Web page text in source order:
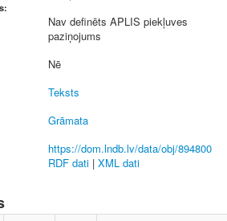
Nav definēts APLIS piekļuves
paziņojums
Nē
Teksts
Grāmata
https://dom.lndb.lv/data/obj/894800
RDF dati | XML dati